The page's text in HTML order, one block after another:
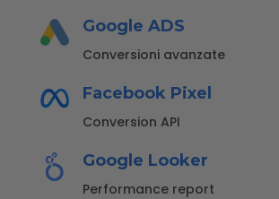
Google ADS
Conversioni avanzate
Facebook Pixel
Conversion API
Google Looker
Performance report